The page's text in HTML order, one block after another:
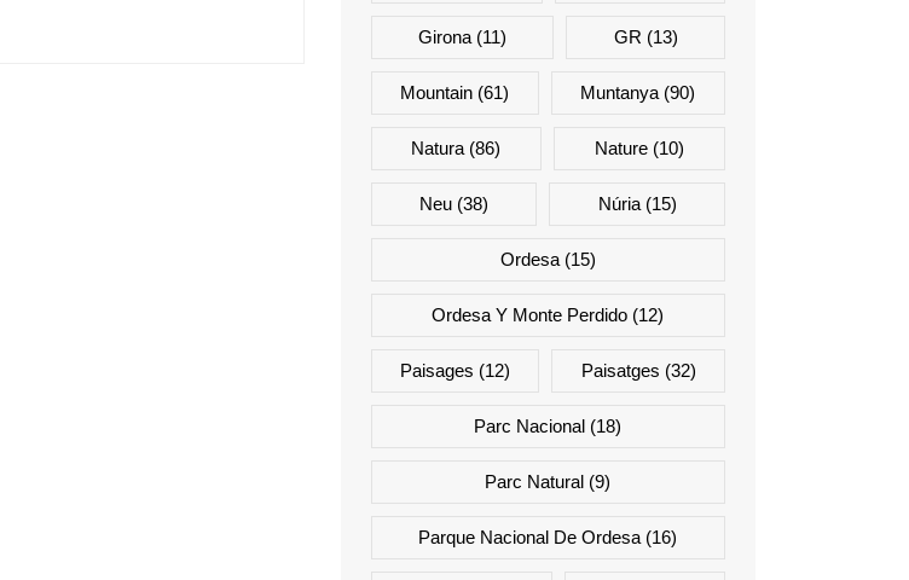
Girona(11) GR (13)
Mountain (61) Muntanya (90)
Natura (86) Nature (10)
Neu(38) Núria(15)
Ordesa(15)
Ordesa Y Monte Perdido (12)
Paisages (12) Paisatges (32)
Parc Nacional (18)
Parc Natural (9)
Parque Nacional De Ordesa (16)